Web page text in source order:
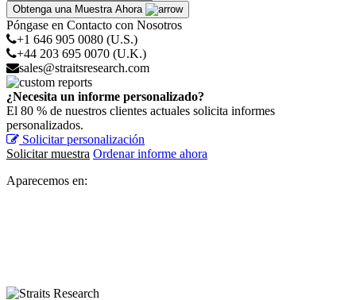
Obtenga una Muestra Ahora
Póngase en Contacto con Nosotros
+1 646 905 0080 (U.S.)
+44 203 695 0070 (U.K.)
sales@straitsresearch.com
¿Necesita un informe personalizado?
El 80 % de nuestros clientes actuales solicita informes
personalizados.
Solicitar personalización
Solicitar muestra Ordenar informe ahora
Aparecemos en: